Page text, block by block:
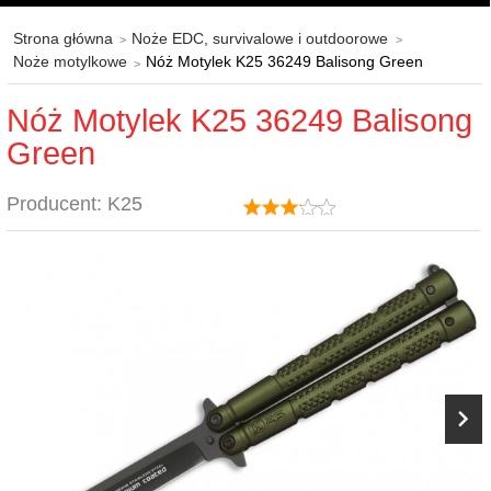
Strona główna
Noże EDC, survivalowe i outdoorowe
Noże motylkowe
Nóż Motylek K25 36249 Balisong Green
Nóż Motylek K25 36249 Balisong
Green
Producent: K25